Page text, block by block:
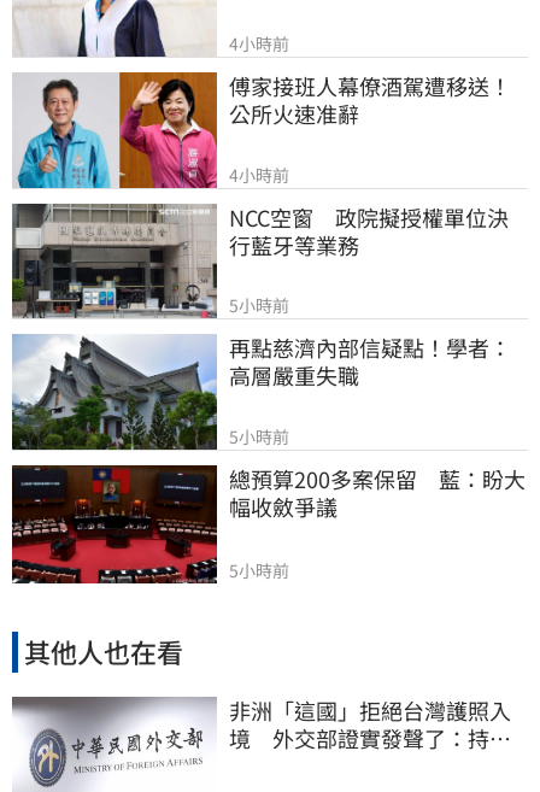
4小時前
傅家接班人幕僚酒駕遭移送！
公所火速准辭
4小時前
NCC空窗　政院擬授權單位決
行藍牙等業務
5小時前
再點慈濟內部信疑點！學者：
高層嚴重失職
5小時前
總預算200多案保留　藍：盼大
幅收斂爭議
5小時前
其他人也在看
非洲「這國」拒絕台灣護照入
境 外交部證實發聲了：持續